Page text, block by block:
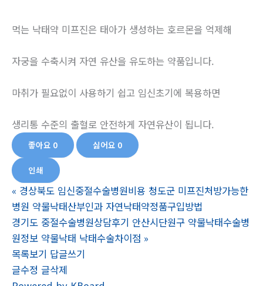
먹는 낙태약 미프진은 태아가 생성하는 호르몬을 억제해
자궁을 수축시켜 자연 유산을 유도하는 약품입니다.
마취가 필요없이 사용하기 쉽고 임신초기에 복용하면
생리통 수준의 출혈로 안전하게 자연유산이 됩니다.
좋아요 0 싫어요 0
인쇄
« 경상북도 임신중절수술병원비용 청도군 미프진처방가능한
병원 약물낙태산부인과 자연낙­태약정품구입방법
경기도 중절수술병원상담후기 안산시단원구 약물낙태수술병
원정보 약물낙­태 낙­태수술차이점 »
목록보기 답글쓰기
글수정 글삭제